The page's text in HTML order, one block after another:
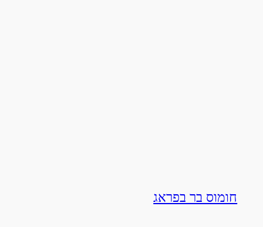
חומוס בר בפראג